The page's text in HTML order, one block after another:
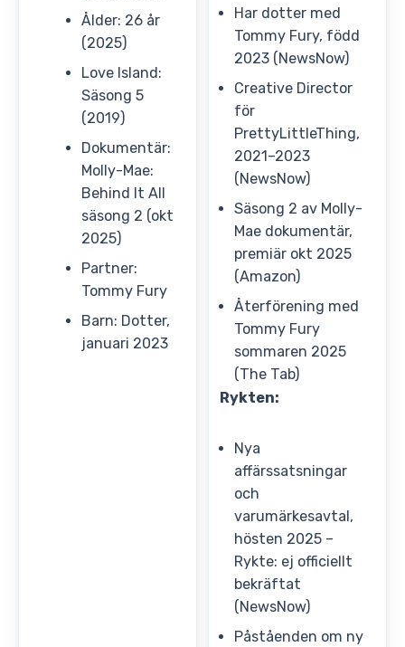
Ålder: 26 år
(2025)
Love Island:
Säsong 5
(2019)
Dokumentär:
Molly-Mae:
Behind It All
säsong 2 (okt
2025)
Partner:
Tommy Fury
Barn: Dotter,
januari 2023
Har dotter med
Tommy Fury, född
2023 (NewsNow)
Creative Director
för
PrettyLittleThing,
2021–2023
(NewsNow)
Säsong 2 av Molly-
Mae dokumentär,
premiär okt 2025
(Amazon)
Återförening med
Tommy Fury
sommaren 2025
(The Tab)
Rykten:
Nya
affärssatsningar
och
varumärkesavtal,
hösten 2025 –
Rykte: ej officiellt
bekräftat
(NewsNow)
Påståenden om ny